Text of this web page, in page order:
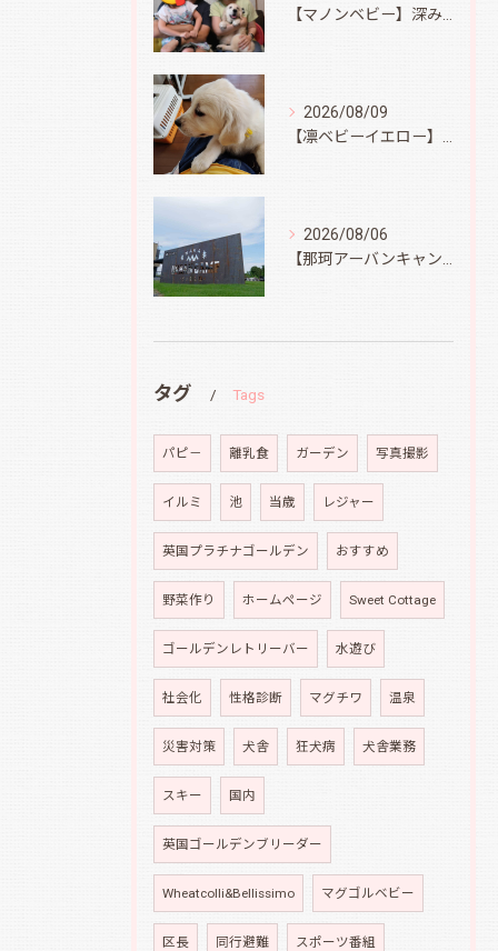
2026/08/09
2026/08/06
タグ Tags
パピ－ 離乳食 ガーデン 写真撮影
イルミ 池 当歳 レジャー
英国プラチナゴールデン おすすめ
野菜作り ホームページ Sweet Cottage
ゴールデンレトリーバー 水遊び
社会化 性格診断 マグチワ 温泉
災害対策 犬舎 狂犬病 犬舎業務
スキー 国内
英国ゴールデンブリーダー
Wheatcolli&Bellissimo マグゴルベビー
区長 同行避難 スポーツ番組